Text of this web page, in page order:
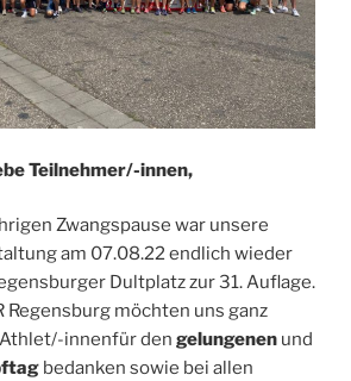
Teilnehmer/-innen,
Zwangspause war unsere
am 07.08.22 endlich wieder
Dultplatz zur 31. Auflage.
Regensburg möchten uns ganz
innenfür den gelungenen und
bedanken sowie bei allen